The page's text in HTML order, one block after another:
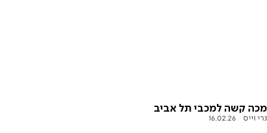
מכה קשה למכבי תל אביב
נרי וייס 16.02.26